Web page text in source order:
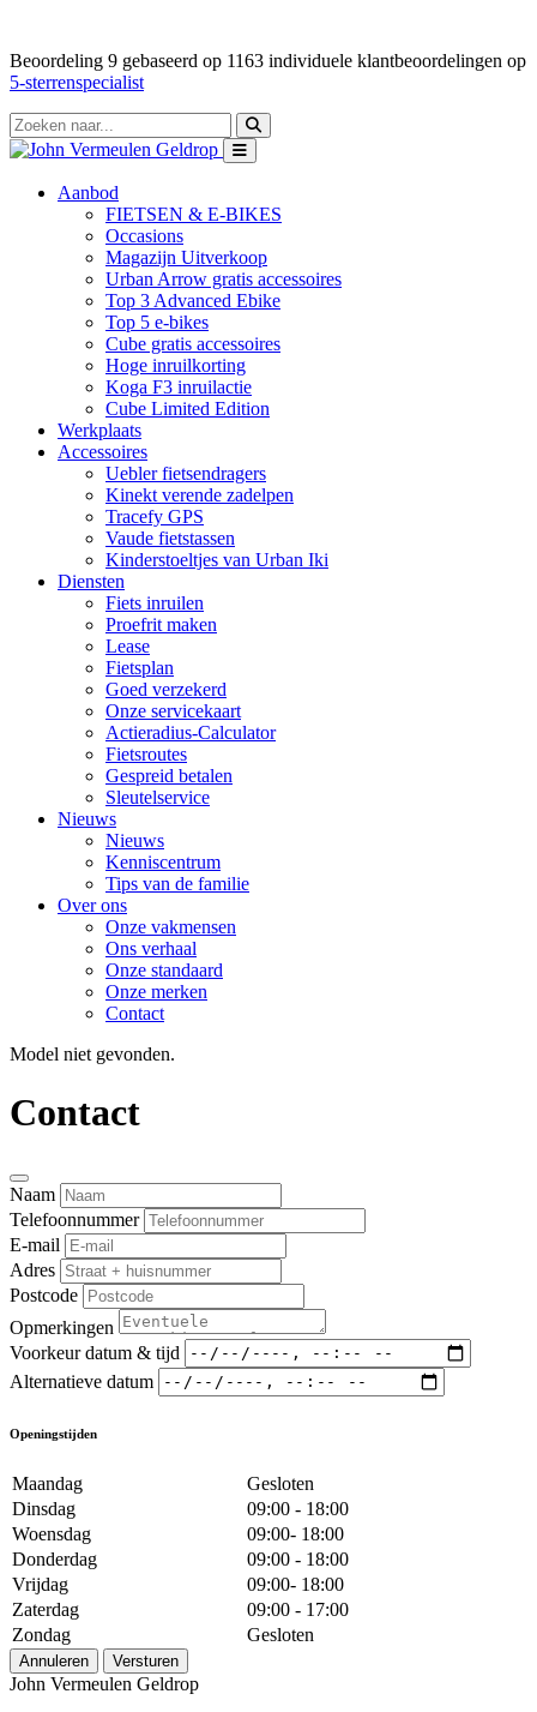
Beoordeling 9 gebaseerd op 1163 individuele klantbeoordelingen op
5-sterrenspecialist
Aanbod
FIETSEN & E-BIKES
Occasions
Magazijn Uitverkoop
Urban Arrow gratis accessoires
Top 3 Advanced Ebike
Top 5 e-bikes
Cube gratis accessoires
Hoge inruilkorting
Koga F3 inruilactie
Cube Limited Edition
Werkplaats
Accessoires
Uebler fietsendragers
Kinekt verende zadelpen
Tracefy GPS
Vaude fietstassen
Kinderstoeltjes van Urban Iki
Diensten
Fiets inruilen
Proefrit maken
Lease
Fietsplan
Goed verzekerd
Onze servicekaart
Actieradius-Calculator
Fietsroutes
Gespreid betalen
Sleutelservice
Nieuws
Nieuws
Kenniscentrum
Tips van de familie
Over ons
Onze vakmensen
Ons verhaal
Onze standaard
Onze merken
Contact
Model niet gevonden.
Contact
Naam
Telefoonnummer
E-mail
Adres
Postcode
Opmerkingen
Voorkeur datum & tijd
Alternatieve datum
Openingstijden
Maandag
Gesloten
Dinsdag
09:00 - 18:00
Woensdag
09:00- 18:00
Donderdag
09:00 - 18:00
Vrijdag
09:00- 18:00
Zaterdag
09:00 - 17:00
Zondag
Gesloten
Annuleren Versturen
John Vermeulen Geldrop